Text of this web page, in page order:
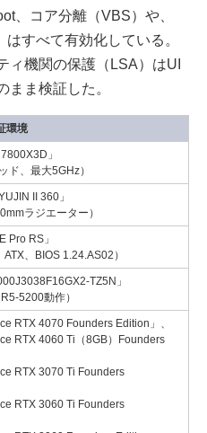
、コア分離（VBS）や、
すべて有効化している。
ィ機関の保護（LSA）はUI
まま検証した。
環境
」
ド、最大5GHz）
II 360」
ラジエーター）
Pro RS」
ATX、BIOS 1.24.AS02）
TZ5N」
5200動作）
RTX 4070 Founders Edition」、
RTX 4060 Ti（8GB）Founders
RTX 3070 Ti Founders
RTX 3060 Ti Founders